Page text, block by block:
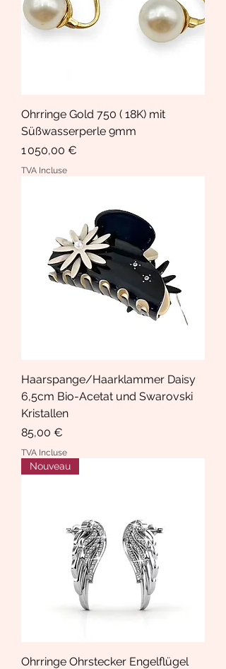
Ohrringe Gold 750 ( 18K) mit
Süßwasserperle 9mm
Prix
1 050,00 €
TVA Incluse
Haarspange/Haarklammer Daisy
6,5cm Bio-Acetat und Swarovski
Kristallen
Prix
85,00 €
TVA Incluse
Nouveau
Ohrringe Ohrstecker Engelflügel